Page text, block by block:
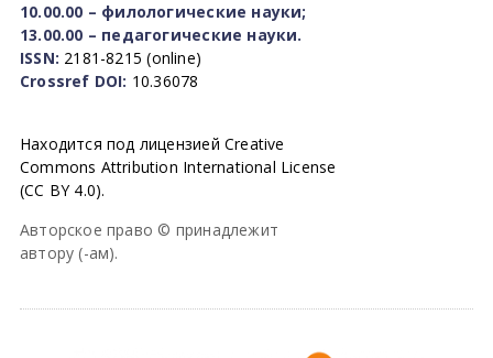
10.00.00 – филологические науки;
13.00.00 – педагогические науки.
ISSN: 2181-8215 (online)
Crossref DOI: 10.36078
Находится под лицензией Creative
Commons Attribution International License
(CC BY 4.0).
Авторское право © принадлежит
автору (-ам).